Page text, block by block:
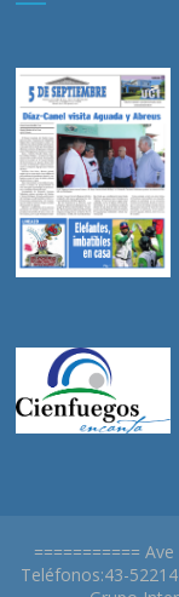
===========
Teléfonos:43-